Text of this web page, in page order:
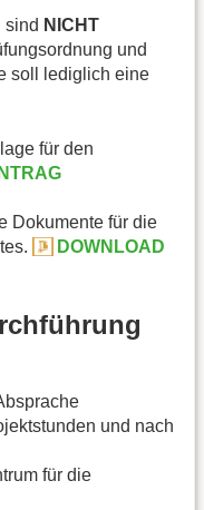
sind NICHT
und
soll lediglich eine
für den
Dokumente für die
DOWNLOAD
und nach
für die